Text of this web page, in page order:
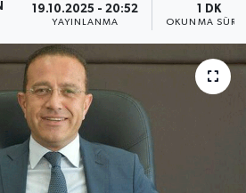
19.10.2025 - 20:52
YAYINLANMA
1 DK
OKUNMA